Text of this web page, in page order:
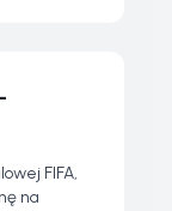
FIFA,
na